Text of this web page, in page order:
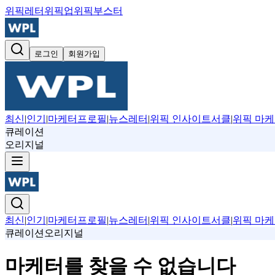
위픽레터 위픽업위픽부스터
로그인 회원가입
최신|인기 |마케터프로필|뉴스레터 |위픽 인사이트서클|위픽 마케
큐레이션
오리지널
최신|인기 |마케터프로필|뉴스레터 |위픽 인사이트서클|위픽 마케
큐레이션 오리지널
마케터를 찾을 수 없습니다